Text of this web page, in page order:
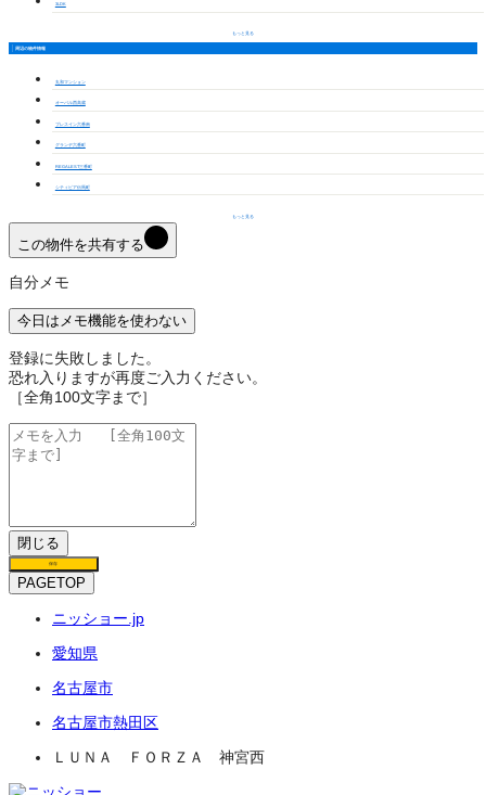
3LDK
もっと見る
周辺の物件情報
丸和マンション
オーバル西高蔵
プレスイン六番南
グランデ六番町
REGALEST三番町
シティピア伝馬町
もっと見る
この物件を共有する
自分メモ
今日はメモ機能を使わない
登録に失敗しました。
恐れ入りますが再度ご入力ください。
［全角100文字まで］
閉じる
保存
PAGETOP
ニッショー.jp
愛知県
名古屋市
名古屋市熱田区
ＬＵＮＡ ＦＯＲＺＡ 神宮西